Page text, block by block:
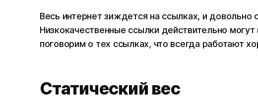
Весь интернет зиждется на ссылках, и довольно
Низкокачественные ссылки действительно
поговорим о тех ссылках, что всегда работают
Статический вес